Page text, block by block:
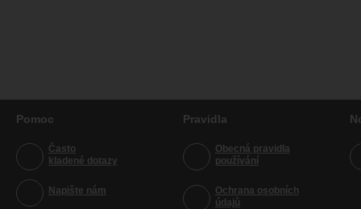
Pomoc
Často
kladené dotazy
Napište nám
Pravidla
Obecná pravidla
používání
Ochrana osobních
údajů